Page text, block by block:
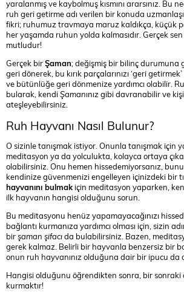
yaralanmış ve kaybolmuş kısmını ararsınız. Bu
ruh geri getirme adı verilen bir konuda
fikri; ruhumuz travmaya maruz kaldıkça, küçük
her yaşamda ruhun yolda kalmasıdır. Gerçek
mutludur!
Gerçek birŞaman; değişmiş bir bilinç durumuna
geri dönerek, bu kırık parçalarınızı ‘geri
ve bütünlüğe geri dönmenize yardımcı olabilir.
bularak, kendiŞamanınız gibi davranabilir ve
ateşleyebilirsiniz.
Ruh Hayvanı Nasıl Bulunur?
O sizinle tanışmak istiyor. Onunla tanışmak için
meditasyon ya da yolculukta, kolayca ortaya
olabilirsiniz. Onu hemen hissedemiyorsanız,
kendinize güvenmenizi engelleyen içinizdeki bir
hayvanını bulmak için meditasyon yaparken,
ilk hayvanın hangisi olduğunu sorun.
Bu meditasyonu henüz yapamayacağınızı
bağlantı kurmanıza yardımcı olması için, sizin
birşaman şifacıda bulabilirsiniz. Bazen,
gerek kalmaz. Belirli bir hayvanla benzersiz bir
onun ruh hayvanınız olduğuna dair bir ipucu da
Hangisi olduğunu öğrendikten sonra, bir sonraki
kurmaktır!